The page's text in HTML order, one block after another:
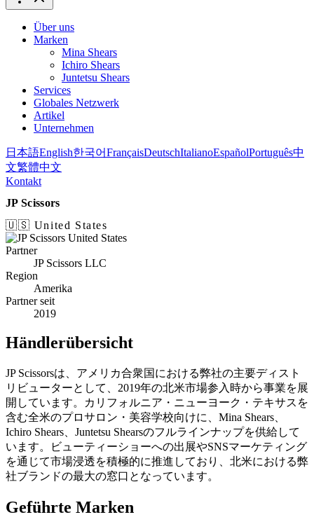
Über uns
Marken
Mina Shears
Ichiro Shears
Juntetsu Shears
Services
Globales Netzwerk
Artikel
Unternehmen
日本語English한국어FrançaisDeutschItalianoEspañolPortuguês中
文繁體中文
Kontakt
JP Scissors
🇺🇸 United States
Partner
JP Scissors LLC
Region
Amerika
Partner seit
2019
Händlerübersicht
JP Scissorsは、アメリカ合衆国における弊社の主要ディスト
リビューターとして、2019年の北米市場参入時から事業を展
開しています。カリフォルニア・ニューヨーク・テキサスを
含む全米のプロサロン・美容学校向けに、Mina Shears、
Ichiro Shears、Juntetsu Shearsのフルラインナップを供給して
います。ビューティーショーへの出展やSNSマーケティング
を通じて市場浸透を積極的に推進しており、北米における弊
社ブランドの最大の窓口となっています。
Geführte Marken